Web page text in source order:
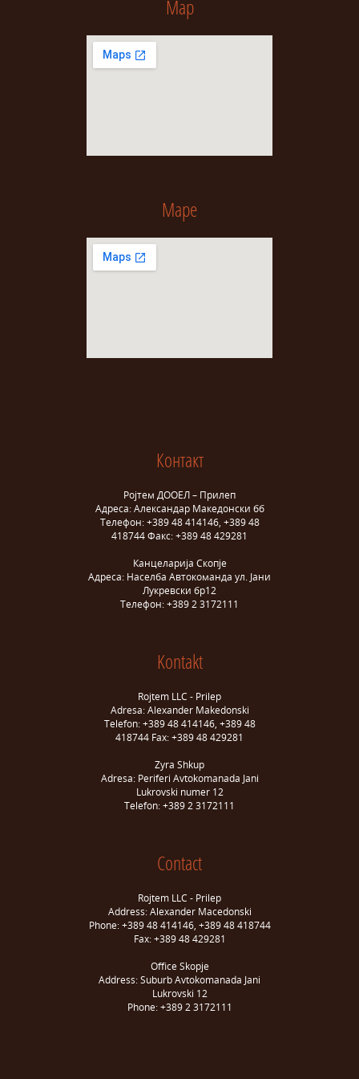
Map
Mape
Контакт
Ројтем ДООЕЛ – Прилеп
Адреса: Александар Македонски бб
Телефон: +389 48 414146, +389 48
418744 Факс: +389 48 429281
Канцеларија Скопје
Адреса: Населба Автокоманда ул. Јани
Лукревски бр12
Телефон: +389 2 3172111
Kontakt
Rojtem LLC - Prilep
Adresa: Alexander Makedonski
Telefon: +389 48 414146, +389 48
418744 Fax: +389 48 429281
Zyra Shkup
Adresa: Periferi Avtokomanada Jani
Lukrovski numer 12
Telefon: +389 2 3172111
Contact
Rojtem LLC - Prilep
Address: Alexander Macedonski
Phone: +389 48 414146, +389 48 418744
Fax: +389 48 429281
Office Skopje
Address: Suburb Avtokomanada Jani
Lukrovski 12
Phone: +389 2 3172111